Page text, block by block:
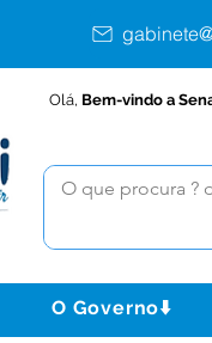
Olá, Bem-vindo a
O Governo⬇️